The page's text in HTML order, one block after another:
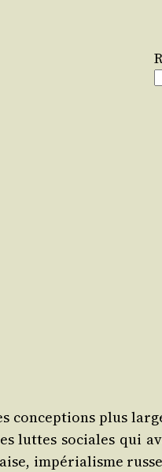
plus
luttes sociales qui
impé­ria­lisme